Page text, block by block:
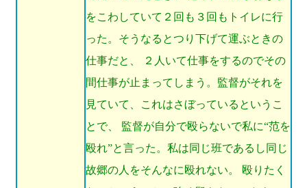
をこわしていて２回も３回もトイレに行
った。そうなるとつり下げて運ぶときの
仕事だと、 ２人いて仕事をするのでその
間仕事が止まってしまう。監督がそれを
見ていて、これはさぼっているというこ
とで、 監督が自分で殴らないで私に“范を
殴れ”と言った。私は同じ班であるし同じ
故郷の人をそんなに殴れない。 殴りたく